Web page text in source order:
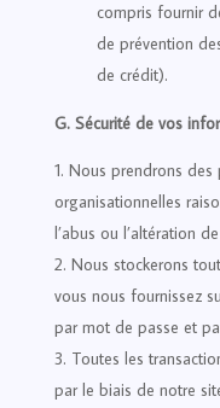
compris fournir
de prévention
de crédit).
G. Sécurité de vos
Nous prendrons des
organisationnelles
l’abus ou l’altération
Nous stockerons
vous nous fournissez
par mot de passe et
Toutes les
par le biais de notre